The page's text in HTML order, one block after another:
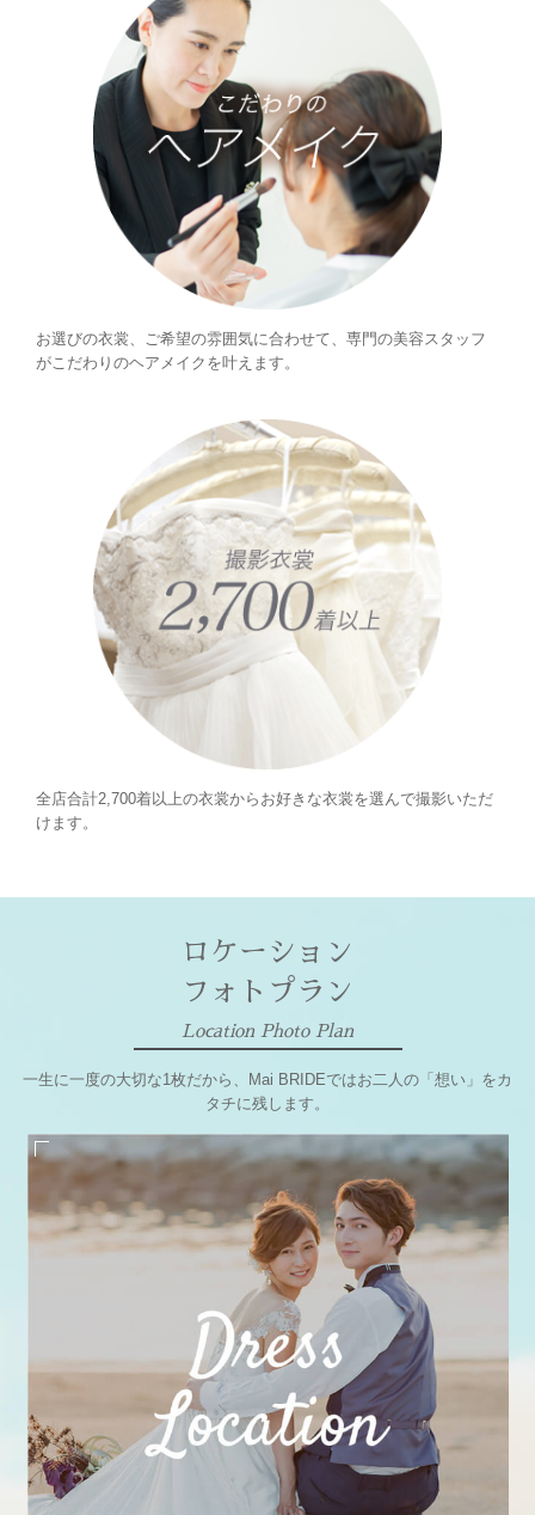
お選びの衣裳、ご希望の雰囲気に合わせて、専門の美容スタッフ
がこだわりのヘアメイクを叶えます。
全店合計2,700着以上の衣裳からお好きな衣裳を選んで撮影いただ
けます。
ロケーション
フォトプラン
Location Photo Plan
一生に一度の大切な1枚だから、Mai BRIDEではお二人の「想い」をカ
タチに残します。